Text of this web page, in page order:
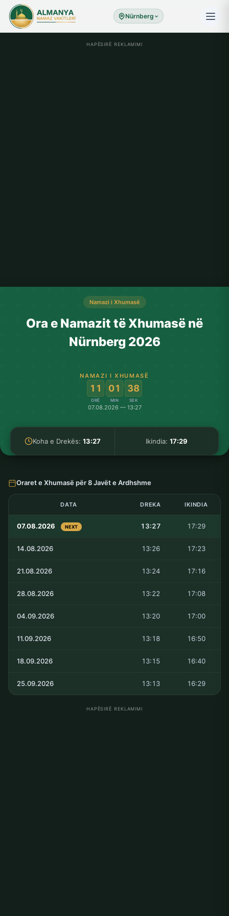
Nürnberg
HAPËSIRË REKLAMIMI
Namazi i Xhumasë
Ora e Namazit të Xhumasë në
Nürnberg 2026
NAMAZI I XHUMASË
11
ORË
: 01
MIN
: 37
SEK
07.08.2026 — 13:27
Koha e Drekës: 13:27 Ikindia: 17:29
Oraret e Xhumasë për 8 Javët e Ardhshme
DATA DREKA IKINDIA
07.08.2026 NEXT 13:27 17:29
14.08.2026 13:26 17:23
21.08.2026 13:24 17:16
28.08.2026 13:22 17:08
04.09.2026 13:20 17:00
11.09.2026 13:18 16:50
18.09.2026 13:15 16:40
25.09.2026 13:13 16:29
HAPËSIRË REKLAMIMI